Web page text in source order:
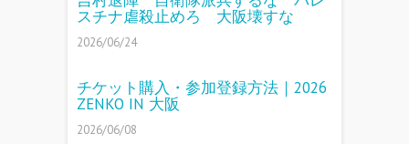
スチナ虐殺止めろ 大阪壊すな
2026/06/24
チケット購入・参加登録方法｜2026
ZENKO IN 大阪
2026/06/08